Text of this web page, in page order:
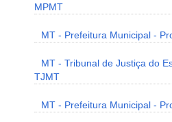
MPMT
MT - Prefeitura Municipal -
MT - Tribunal de Justiça do
TJMT
MT - Prefeitura Municipal -